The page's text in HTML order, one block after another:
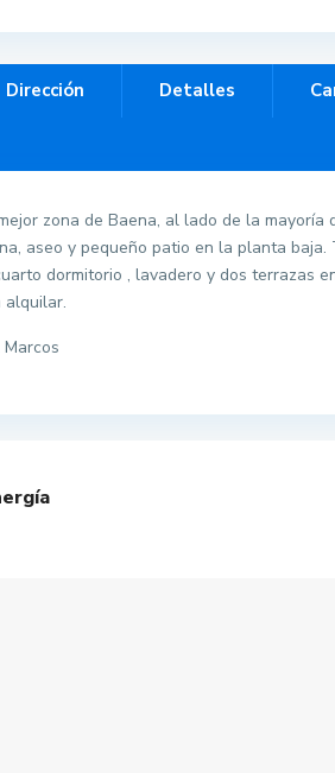
Dirección Detalles
zona de Baena, al lado de la mayoría
aseo y pequeño patio en la planta
dormitorio , lavadero y dos terrazas
alquilar.